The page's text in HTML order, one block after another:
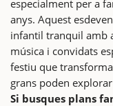
especialment per a
anys. Aquest
infantil tranquil amb
música i convidats
festiu que
grans poden
Si busques plans